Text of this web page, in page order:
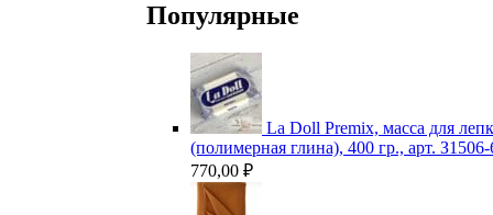
Популярные
La Doll Premix, масса для
(полимерная глина), 400 гр., арт.
770,00 ₽